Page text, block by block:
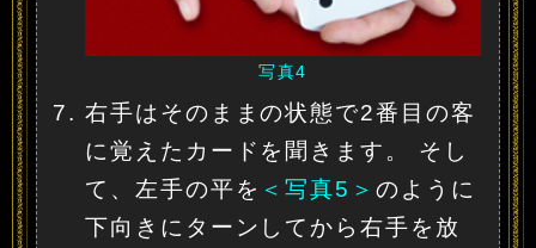
写真4
右手はそのままの状態で2番目の客
に覚えたカードを聞きます。 そし
て、左手の平を ＜写真5＞のように
下向きにターンしてから右手を放